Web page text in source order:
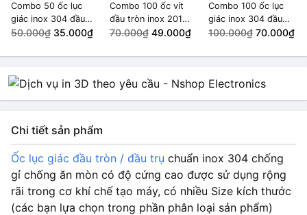
M5x10 (1 con) HẾT HÀNG
1.000₫
1.000₫
Combo 50 ốc lục
giác inox 304 đầu
tròn M4x10
50.000₫ 35.000₫
Combo 100 ốc vít
đầu tròn inox 201
M4x20
70.000₫ 49.000₫
Combo 100 ốc lục
giác inox 304 đầu
tròn M5x6
100.000₫ 70.000₫
Chi tiết sản phẩm
Ốc lục giác đầu tròn / đầu trụ chuẩn inox 304 chống
gỉ chống ăn mòn có độ cứng cao được sử dụng rộng
rãi trong cơ khí chế tạo máy, có nhiều Size kích thước
(các bạn lựa chọn trong phần phân loại sản phẩm)